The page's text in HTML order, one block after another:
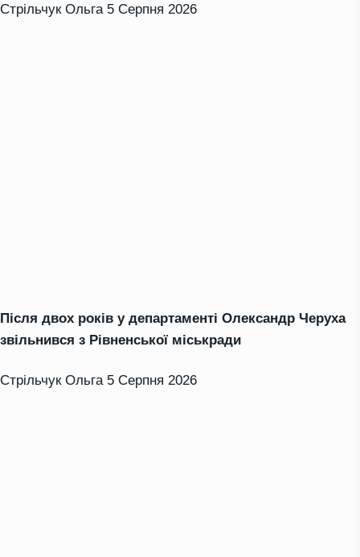
Стрільчук Ольга 5 Серпня 2026
Після двох років у департаменті Олександр Черуха
звільнився з Рівненської міськради
Стрільчук Ольга 5 Серпня 2026